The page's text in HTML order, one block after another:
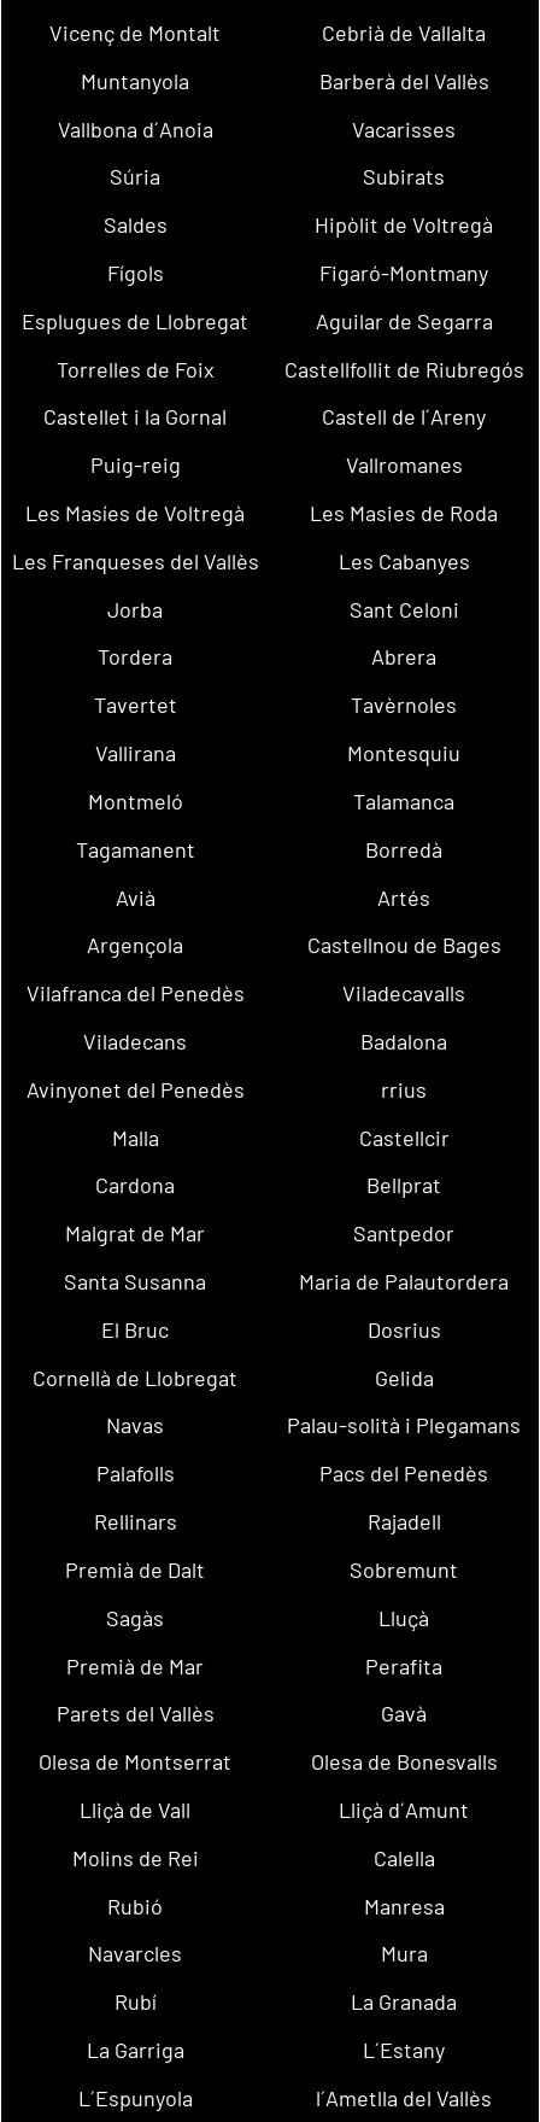
Vicenç de Montalt
Cebrià de Vallalta
Muntanyola
Barberà del Vallès
Vallbona d´Anoia
Vacarisses
Súria
Subirats
Saldes
Hipòlit de Voltregà
Fígols
Figaró-Montmany
Esplugues de Llobregat
Aguilar de Segarra
Torrelles de Foix
Castellfollit de Riubregós
Castellet i la Gornal
Castell de l´Areny
Puig-reig
Vallromanes
Les Masíes de Voltregà
Les Masies de Roda
Les Franqueses del Vallès
Les Cabanyes
Jorba
Sant Celoni
Tordera
Abrera
Tavertet
Tavèrnoles
Vallirana
Montesquiu
Montmeló
Talamanca
Tagamanent
Borredà
Avià
Artés
Argençola
Castellnou de Bages
Vilafranca del Penedès
Viladecavalls
Viladecans
Badalona
Avinyonet del Penedès
rrius
Malla
Castellcir
Cardona
Bellprat
Malgrat de Mar
Santpedor
Santa Susanna
Maria de Palautordera
El Bruc
Dosrius
Cornellà de Llobregat
Gelida
Navas
Palau-solità i Plegamans
Palafolls
Pacs del Penedès
Rellinars
Rajadell
Premià de Dalt
Sobremunt
Sagàs
Lluçà
Premià de Mar
Perafita
Parets del Vallès
Gavà
Olesa de Montserrat
Olesa de Bonesvalls
Lliçà de Vall
Lliçà d´Amunt
Molins de Rei
Calella
Rubió
Manresa
Navarcles
Mura
Rubí
La Granada
La Garriga
L´Estany
L´Espunyola
l´Ametlla del Vallès